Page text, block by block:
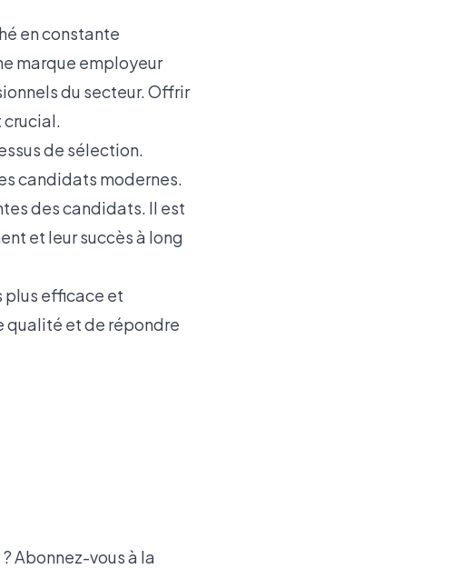
en constante
marque employeur
du secteur. Offrir
de sélection.
candidats modernes.
des candidats. Il est
et leur succès à long
plus efficace et
qualité et de répondre
Abonnez-vous à la